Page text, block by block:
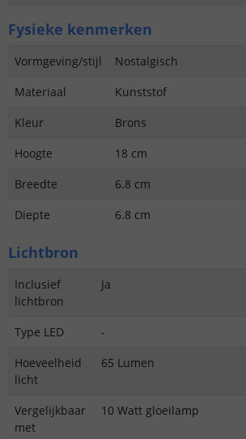
Fysieke kenmerken
Vormgeving/stijl
Nostalgisch
Materiaal
Kunststof
Kleur
Brons
Hoogte
18 cm
Breedte
6.8 cm
Diepte
6.8 cm
Lichtbron
Inclusief
lichtbron
Ja
Type LED
-
Hoeveelheid
licht
65 Lumen
Vergelijkbaar
met
10 Watt gloeilamp